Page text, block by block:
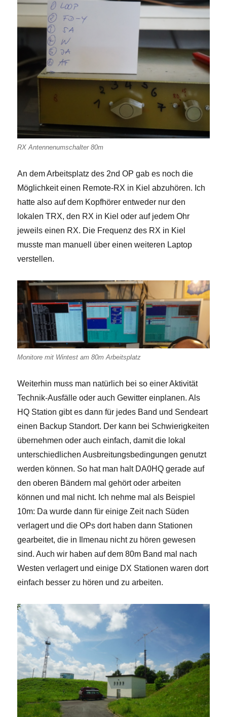
RX Antennenumschalter 80m
An dem Arbeitsplatz des 2nd OP gab es noch die
Möglichkeit einen Remote-RX in Kiel abzuhören. Ich
hatte also auf dem Kopfhörer entweder nur den
lokalen TRX, den RX in Kiel oder auf jedem Ohr
jeweils einen RX. Die Frequenz des RX in Kiel
musste man manuell über einen weiteren Laptop
verstellen.
Monitore mit Wintest am 80m Arbeitsplatz
Weiterhin muss man natürlich bei so einer Aktivität
Technik-Ausfälle oder auch Gewitter einplanen. Als
HQ Station gibt es dann für jedes Band und Sendeart
einen Backup Standort. Der kann bei Schwierigkeiten
übernehmen oder auch einfach, damit die lokal
unterschiedlichen Ausbreitungsbedingungen genutzt
werden können. So hat man halt DA0HQ gerade auf
den oberen Bändern mal gehört oder arbeiten
können und mal nicht. Ich nehme mal als Beispiel
10m: Da wurde dann für einige Zeit nach Süden
verlagert und die OPs dort haben dann Stationen
gearbeitet, die in Ilmenau nicht zu hören gewesen
sind. Auch wir haben auf dem 80m Band mal nach
Westen verlagert und einige DX Stationen waren dort
einfach besser zu hören und zu arbeiten.